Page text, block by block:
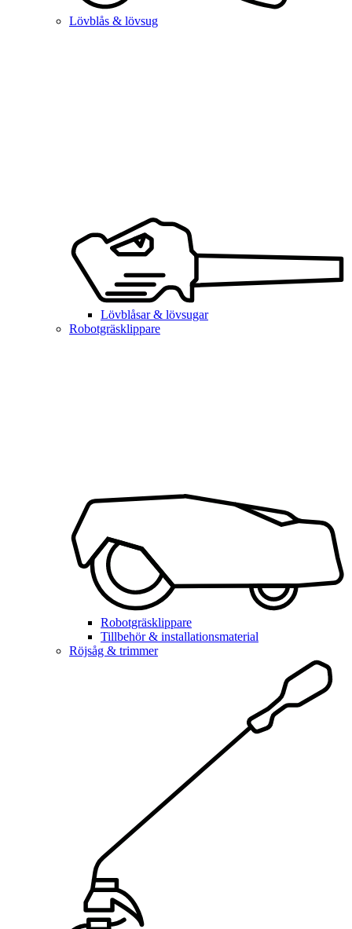
Lövblås & lövsug
Lövblåsar & lövsugar
Robotgräsklippare
Robotgräsklippare
Tillbehör & installationsmaterial
Röjsåg & trimmer